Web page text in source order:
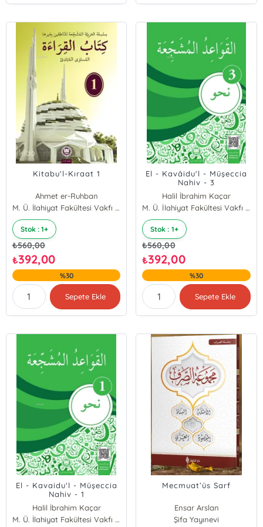
Kitabu'l-Kıraat 1
Ahmet er-Ruhban
Mu’tasım Hamad
M. Ü. İlahiyat Fakültesi Vakfı Yayınları
Stok : 1+
₺560,00
₺392,00
%30
Sepete Ekle
El - Kavâidu'l - Müşeccia
Nahiv - 3
Halil İbrahim Kaçar
Ali Bulut
Yılmaz Özdemir
M. Ü. İlahiyat Fakültesi Vakfı Yayınları
Stok : 1+
₺560,00
₺392,00
%30
Sepete Ekle
El - Kavaidu'l - Müşeccia
Nahiv - 1
Halil İbrahim Kaçar
Ali Bulut
M. Ü. İlahiyat Fakültesi Vakfı Yayınları
Mecmuat’üs Sarf
Ensar Arslan
Galip Akbal
Şifa Yayınevi